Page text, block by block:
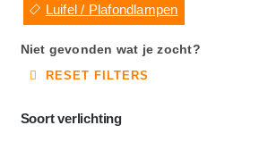
Luifel / Plafondlampen
Niet gevonden wat je zocht?
RESET FILTERS
Soort verlichting